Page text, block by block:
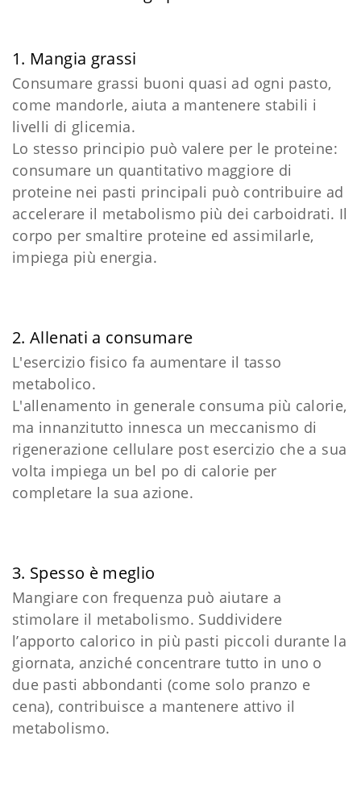
1. Mangia grassi
Consumare grassi buoni quasi ad ogni pasto,
come mandorle, aiuta a mantenere stabili i
livelli di glicemia.
Lo stesso principio può valere per le proteine:
consumare un quantitativo maggiore di
proteine nei pasti principali può contribuire ad
accelerare il metabolismo più dei carboidrati. Il
corpo per smaltire proteine ed assimilarle,
impiega più energia.
2. Allenati a consumare
L'esercizio fisico fa aumentare il tasso
metabolico.
L'allenamento in generale consuma più calorie,
ma innanzitutto innesca un meccanismo di
rigenerazione cellulare post esercizio che a sua
volta impiega un bel po di calorie per
completare la sua azione.
3. Spesso è meglio
Mangiare con frequenza può aiutare a
stimolare il metabolismo. Suddividere
l’apporto calorico in più pasti piccoli durante la
giornata, anziché concentrare tutto in uno o
due pasti abbondanti (come solo pranzo e
cena), contribuisce a mantenere attivo il
metabolismo.